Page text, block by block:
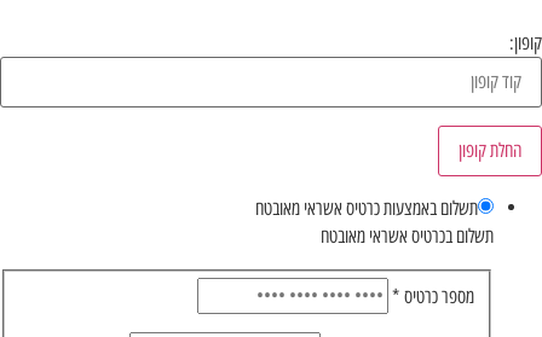
קופון:
החלת קופון
תשלום באמצעות כרטיס אשראי מאובטח
תשלום בכרטיס אשראי מאובטח
מספר כרטיס *